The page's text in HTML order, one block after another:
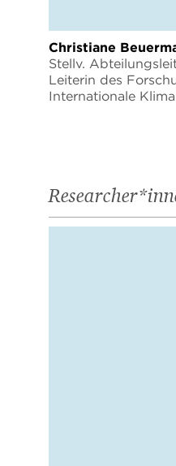
Christiane
Stellv.
Leiterin des
Internationale